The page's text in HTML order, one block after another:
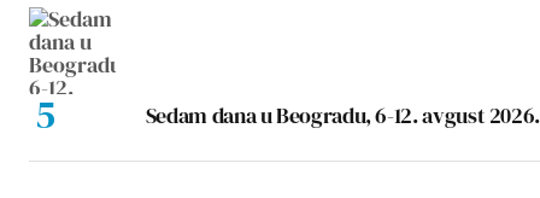
Sedam dana u Beogradu, 6-12. avgust 2026.